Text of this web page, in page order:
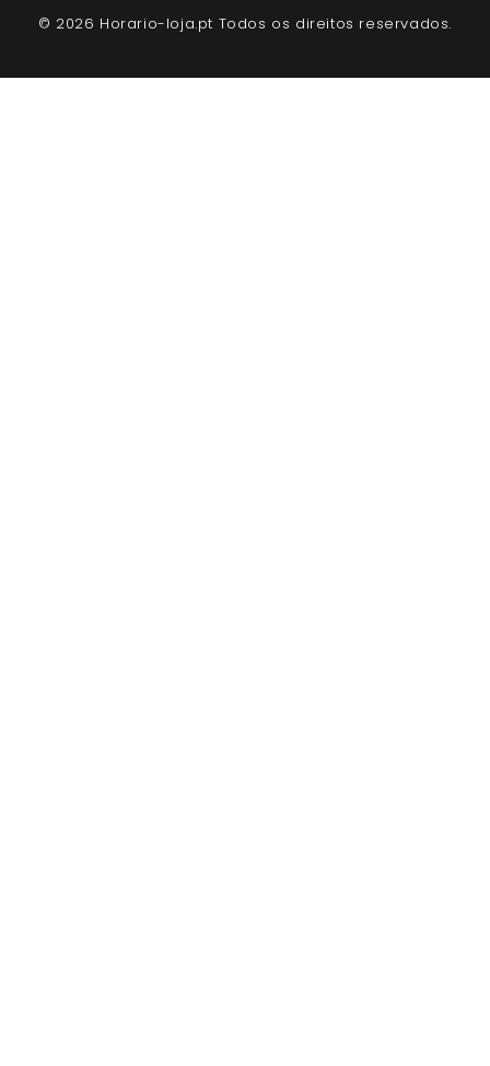
© 2026 Horario-loja.pt Todos os direitos reservados.